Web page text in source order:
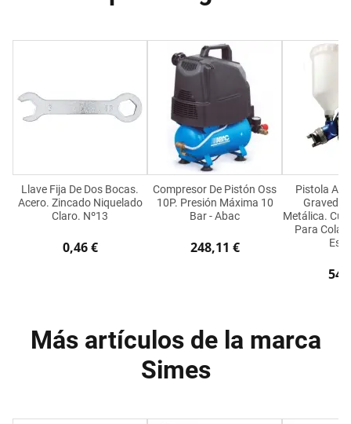
Llave Fija De Dos Bocas.
Acero. Zincado Niquelado
Claro. Nº13
0,46 €
Compresor De Pistón Oss
10P. Presión Máxima 10
Bar - Abac
248,11 €
Pistola
Metálica.
Para
Más artículos de la marca
Simes